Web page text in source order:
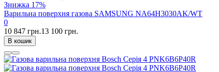
Знижка 17%
Варильна поверхня газова SAMSUNG NA64H3030AK/WT
0
10 847 грн.13 100 грн.
В кошик